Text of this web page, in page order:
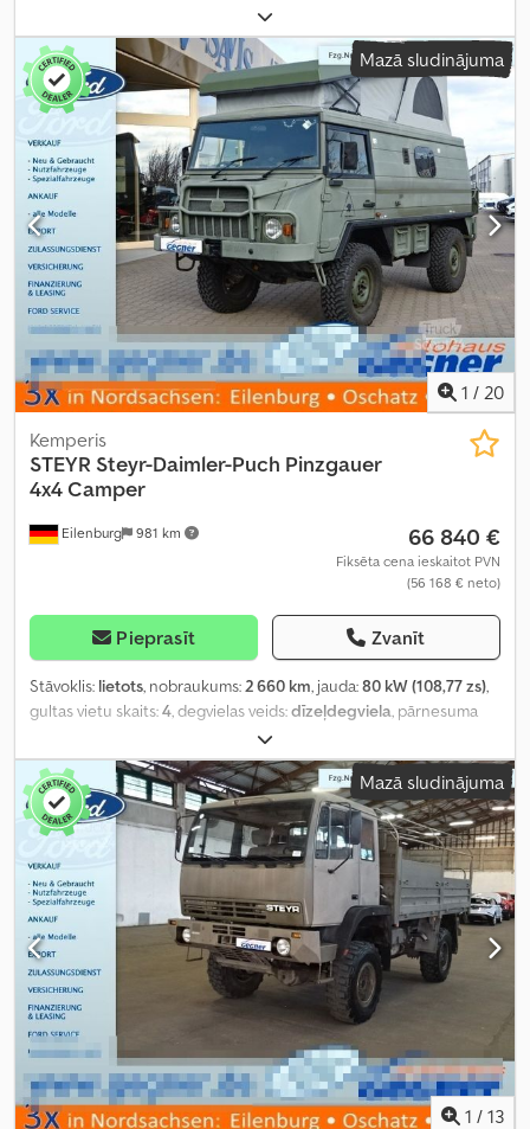
zaļš
emisijas klase:Euro 3, sēdvietu skaits:5, kopējais platums:1 800
mm, kopējais augstums:2 100 mm, Aprīkojums:ABS, pilnpiedziņa,
stāvvietas sildītājs,
Mazā sludinājuma
1 / 20
Eilenburg 981 km
Kemperis
STEYR Steyr-Daimler-Puch Pinzgauer
4x4 Camper
66 840 €
Fiksēta cena ieskaitot PVN
(56 168 € neto)
Pieprasīt Zvanīt
Stāvoklis: lietots, nobraukums:2 660 km, jauda:80 kW (108,77 zs),
gultas vietu skaits:4, degvielas veids:dīzeļdegviela, pārnesuma
, pirmā reģistrācija:
kopējais garums:4 530 mm, kopējais platums:1 800 mm, kopējais
augstums:2 100 mm, asu konfigurācija:2 asis, emisijas klase:Euro
3 , kopējais svars:3 500 kg, Aprīkojums: pilnpiedziņa, stāvvietas
sildītājs
Mazā sludinājuma
1 / 13